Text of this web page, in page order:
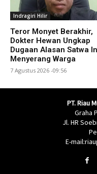
Indragiri Hilir
Teror Monyet Berakhir,
Dokter Hewan Ungkap
Dugaan Alasan Satwa
Menyerang Warga
7 Agustus 2026 -09:56
PT. Riau
Graha
Jl. HR
E-